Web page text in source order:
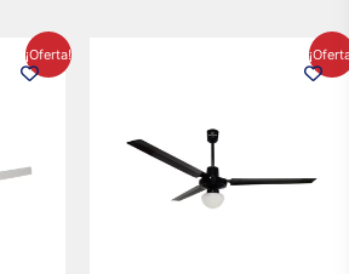
¡Oferta!
precio
actual
precio
actual